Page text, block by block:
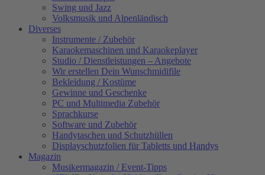
Swing und Jazz
Volksmusik und Alpenländisch
Diverses
Instrumente / Zubehör
Karaokemaschinen und Karaokeplayer
Studio / Dienstleistungen – Angebote
Wir erstellen Dein Wunschmidifile
Bekleidung / Kostüme
Gewinne und Geschenke
PC und Multimedia Zubehör
Sprachkurse
Software und Zubehör
Handytaschen und Schutzhüllen
Displayschutzfolien für Tabletts und Handys
Magazin
Musikermagazin / Event-Tipps